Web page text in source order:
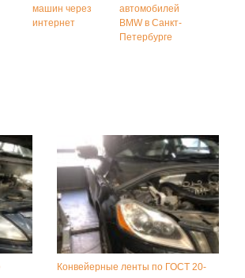
машин через
интернет
автомобилей
BMW в Санкт-
Петербурге
Конвейерные ленты по ГОСТ 20-